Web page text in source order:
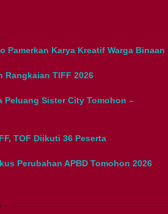
Pamerkan Karya Kreatif Warga Binaan
Rangkaian TIFF 2026
Sister City Tomohon –
TOF Diikuti 36 Peserta
Perubahan APBD Tomohon 2026